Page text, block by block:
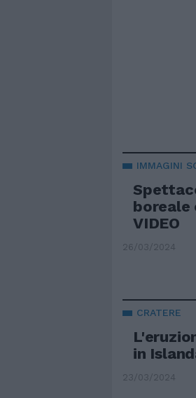
IMMAGINI
boreale
VIDEO
26/03/2024
CRATERE
in
23/03/2024